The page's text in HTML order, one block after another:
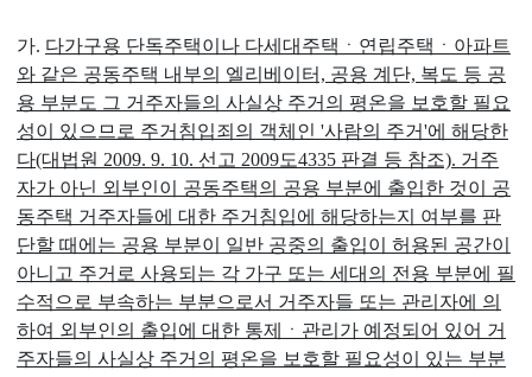
가. 다가구용 단독주택이나 다세대주택ㆍ연립주택ㆍ아파트
와 같은 공동주택 내부의 엘리베이터, 공용 계단, 복도 등 공
용 부분도 그 거주자들의 사실상 주거의 평온을 보호할 필요
성이 있으므로 주거침입죄의 객체인 '사람의 주거'에 해당한
다(대법원 2009. 9. 10. 선고 2009도4335 판결 등 참조). 거주
자가 아닌 외부인이 공동주택의 공용 부분에 출입한 것이 공
동주택 거주자들에 대한 주거침입에 해당하는지 여부를 판
단할 때에는 공용 부분이 일반 공중의 출입이 허용된 공간이
아니고 주거로 사용되는 각 가구 또는 세대의 전용 부분에 필
수적으로 부속하는 부분으로서 거주자들 또는 관리자에 의
하여 외부인의 출입에 대한 통제ㆍ관리가 예정되어 있어 거
주자들의 사실상 주거의 평온을 보호할 필요성이 있는 부분